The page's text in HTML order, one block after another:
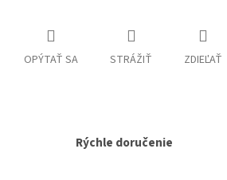
OPÝTAŤ SA STRÁŽIŤ ZDIEĽAŤ
Rýchle doručenie